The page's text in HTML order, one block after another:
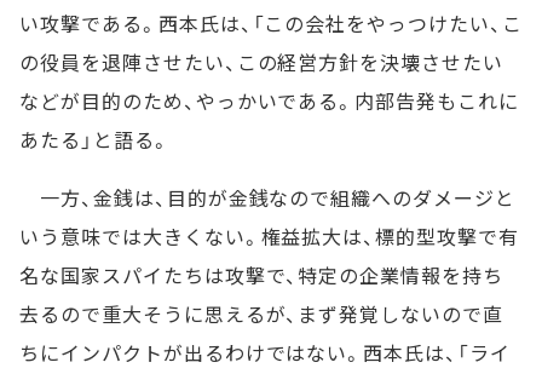
い攻撃である。西本氏は、「この会社をやっつけたい、こ
の役員を退陣させたい、この経営方針を決壊させたい
などが目的のため、やっかいである。内部告発もこれに
あたる」と語る。
一方、金銭は、目的が金銭なので組織へのダメージと
いう意味では大きくない。権益拡大は、標的型攻撃で有
名な国家スパイたちは攻撃で、特定の企業情報を持ち
去るので重大そうに思えるが、まず発覚しないので直
ちにインパクトが出るわけではない。西本氏は、「ライ